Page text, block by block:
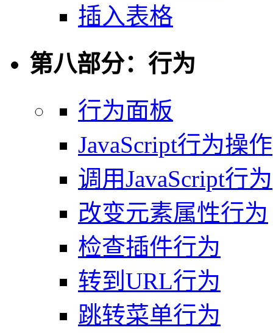
插入表格
第八部分：行为
行为面板
JavaScript行为操作
调用JavaScript行为
改变元素属性行为
检查插件行为
转到URL行为
跳转菜单行为